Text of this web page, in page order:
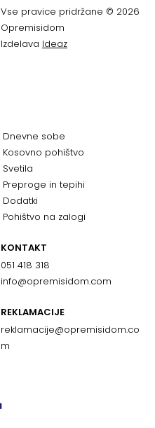
Vse pravice pridržane © 2026
Opremisidom
Izdelava Ideaz
Dnevne sobe
Kosovno pohištvo
Svetila
Preproge in tepihi
Dodatki
Pohištvo na zalogi
KONTAKT
051 418 318
info@opremisidom.com
REKLAMACIJE
reklamacije@opremisidom.co
m